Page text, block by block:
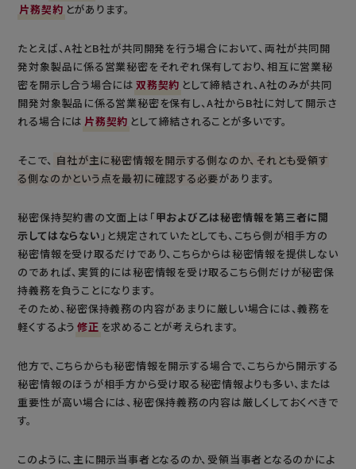
片務契約 とがあります。
たとえば、A社とB社が共同開発を行う場合において、両社が共同開
発対象製品に係る営業秘密をそれぞれ保有しており、相互に営業秘
密を開示し合う場合には 双務契約 として締結され、A社のみが共同
開発対象製品に係る営業秘密を保有し、A社からB社に対して開示さ
れる場合には 片務契約 として締結されることが多いです。
そこで、 自社が主に秘密情報を開示する側なのか、それとも受領す
る側なのかという点を最初に確認する必要があります。
秘密保持契約書の文面上は「甲および乙は秘密情報を第三者に開
示してはならない 」と規定されていたとしても、こちら側が相手方の
秘密情報を受け取るだけであり、こちらからは秘密情報を提供しない
のであれば、実質的には秘密情報を受け取るこちら側だけが秘密保
持義務を負うことになります。
そのため、秘密保持義務の内容があまりに厳しい場合には、義務を
軽くするよう 修正 を求めることが考えられます。
他方で、こちらからも秘密情報を開示する場合で、こちらから開示する
秘密情報のほうが相手方から受け取る秘密情報よりも多い、または
重要性が高い場合には、秘密保持義務の内容は厳しくしておくべきで
す。
このように、主に開示当事者となるのか、受領当事者となるのかによ